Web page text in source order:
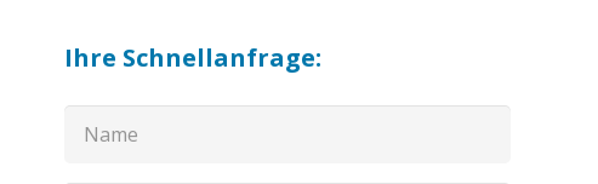
Ihre Schnellanfrage: